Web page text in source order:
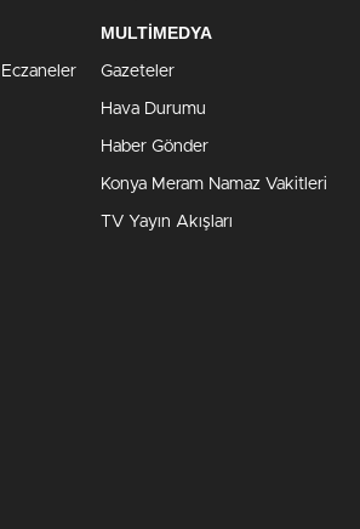
MULTİMEDYA
Gazeteler
Hava Durumu
Haber Gönder
Konya Meram Namaz Vakitleri
TV Yayın Akışları